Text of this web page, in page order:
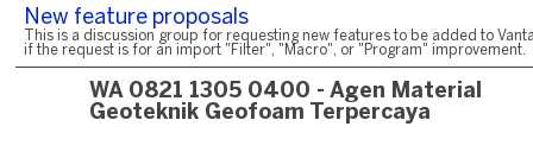
New feature proposals
This is a discussion group for requesting new features to be added to
if the request is for an import "Filter", "Macro", or "Program" improvement.
WA 0821 1305 0400 - Agen Material
Geoteknik Geofoam Terpercaya